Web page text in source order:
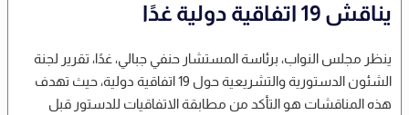
يناقش 19 اتفاقية دولية غدًا
ينظر مجلس النواب، برئاسة المستشار حنفي جبالي، غدًا، تقرير لجنة
الشئون الدستورية والتشريعية حول 19 اتفاقية دولية، حيث تهدف
هذه المناقشات هو التأكد من مطابقة الاتفاقيات للدستور قبل